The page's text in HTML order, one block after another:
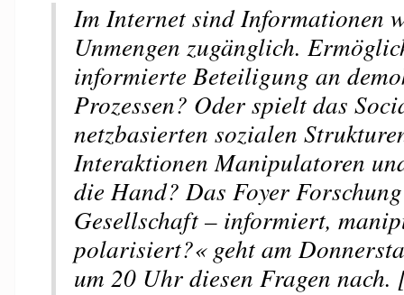
Im Internet sind Informationen
Unmengen zugänglich.
informierte Beteiligung an
Prozessen? Oder spielt das
netzbasierten sozialen
Interaktionen Manipulatoren
die Hand? Das Foyer
Gesellschaft – informiert,
polarisiert?« geht am
um 20 Uhr diesen Fragen